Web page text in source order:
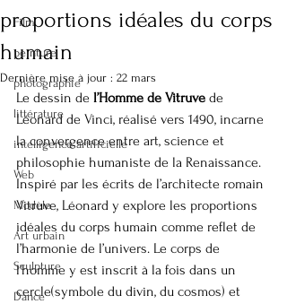
Film
peinture
photographie
littérature
intelligence artificielle
Web
Modèle
Art urbain
Sculpture
Dance
proportions idéales du corps
humain
Dernière mise à jour : 22 mars
Le dessin de l’Homme de Vitruve de
Léonard de Vinci, réalisé vers 1490, incarne
la convergence entre art, science et
philosophie humaniste de la Renaissance.
Inspiré par les écrits de l’architecte romain
Vitruve, Léonard y explore les proportions
idéales du corps humain comme reflet de
l’harmonie de l’univers. Le corps de
l’homme y est inscrit à la fois dans un
cercle(symbole du divin, du cosmos) et